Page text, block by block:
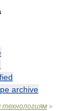
archive
технологиям >